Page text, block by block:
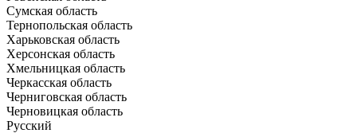
Сумская область
Тернопольская область
Харьковская область
Херсонская область
Хмельницкая область
Черкасская область
Черниговская область
Черновицкая область
Русский